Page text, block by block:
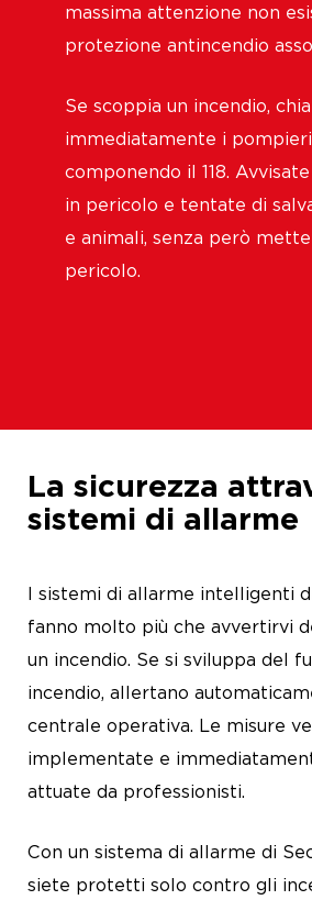
massima attenzione non
protezione antincendio
Se scoppia un incendio,
immediatamente i pompieri
componendo il 118.
in pericolo e tentate di
e animali, senza però
pericolo.
La sicurezza
sistemi di allarme
I sistemi di allarme intelligenti
fanno molto più che avvertirvi
un incendio. Se si sviluppa del
incendio, allertano
centrale operativa. Le misure
implementate e
attuate da professionisti.
Con un sistema di allarme di
siete protetti solo contro gli